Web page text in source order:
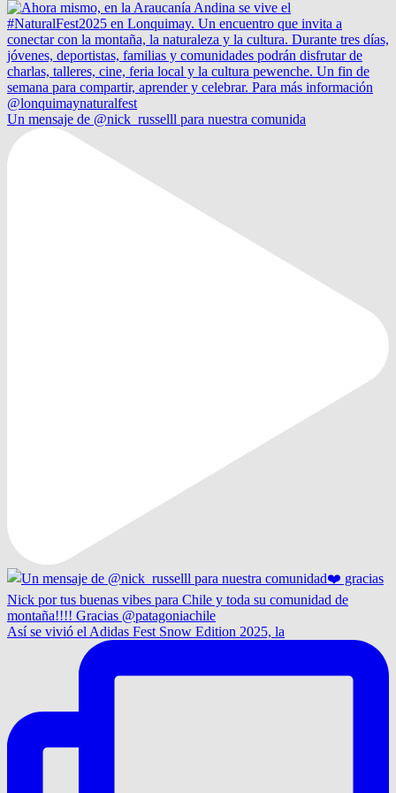
Un mensaje de @nick_russelll para nuestra comunida
Así se vivió el Adidas Fest Snow Edition 2025, la